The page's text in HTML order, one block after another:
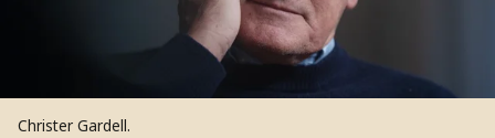
Christer Gardell.